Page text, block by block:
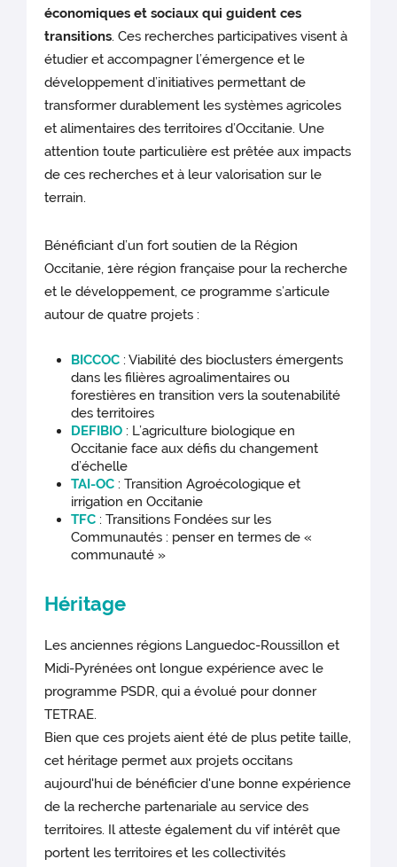
économiques et sociaux qui guident ces
transitions. Ces recherches participatives visent à
étudier et accompagner l’émergence et le
développement d’initiatives permettant de
transformer durablement les systèmes agricoles
et alimentaires des territoires d’Occitanie. Une
attention toute particulière est prêtée aux impacts
de ces recherches et à leur valorisation sur le
terrain.
Bénéficiant d’un fort soutien de la Région
Occitanie, 1ère région française pour la recherche
et le développement, ce programme s’articule
autour de quatre projets :
BICCOC : Viabilité des bioclusters émergents
dans les filières agroalimentaires ou
forestières en transition vers la soutenabilité
des territoires
DEFIBIO : L’agriculture biologique en
Occitanie face aux défis du changement
d’échelle
TAI-OC : Transition Agroécologique et
irrigation en Occitanie
TFC : Transitions Fondées sur les
Communautés : penser en termes de «
communauté »
Héritage
Les anciennes régions Languedoc-Roussillon et
Midi-Pyrénées ont longue expérience avec le
programme PSDR, qui a évolué pour donner
TETRAE.
Bien que ces projets aient été de plus petite taille,
cet héritage permet aux projets occitans
aujourd'hui de bénéficier d'une bonne expérience
de la recherche partenariale au service des
territoires. Il atteste également du vif intérêt que
portent les territoires et les collectivités